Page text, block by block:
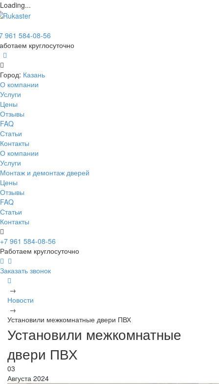
Loading...
961 584-08-56
круглосуточно
Город: Казань
О компании
Услуги
Цены
Отзывы
FAQ
Статьи
Контакты
О компании
Услуги
Монтаж и демонтаж дверей
Цены
Отзывы
FAQ
Статьи
Контакты
+7 961 584-08-56
Работаем круглосуточно
Заказать звонок
→
Новости
→
Установили межкомнатные двери ПВХ
Установили межкомнатные
двери ПВХ
03
Августа 2024